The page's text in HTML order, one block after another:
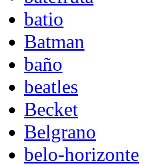
batio
Batman
baño
beatles
Becket
Belgrano
belo-horizonte